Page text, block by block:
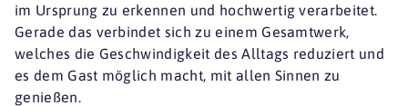
im Ursprung zu erkennen und hochwertig verarbeitet.
Gerade das verbindet sich zu einem Gesamtwerk,
welches die Geschwindigkeit des Alltags reduziert und
es dem Gast möglich macht, mit allen Sinnen zu
genießen.